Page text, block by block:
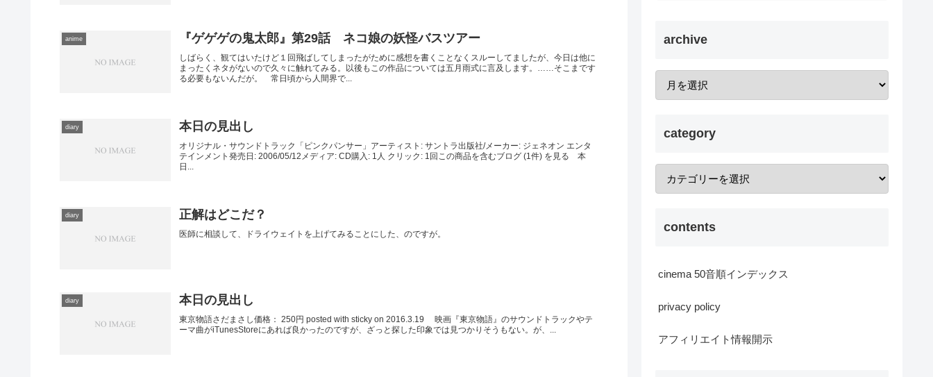
anime 『ゲゲゲの鬼太郎』第29話 ネコ娘の妖怪バスツアー
しばらく、観てはいたけど１回飛ばしてしまったがために感想を書くことなくスルーしてましたが、今日は他に
まったくネタがないので久々に触れてみる。以後もこの作品については五月雨式に言及します。……そこまです
る必要もないんだが。 常日頃から人間界で...
diary 本日の見出し
オリジナル・サウンドトラック「ピンクパンサー」アーティスト: サントラ出版社/メーカー: ジェネオン エンタ
テインメント発売日: 2006/05/12メディア: CD購入: 1人 クリック: 1回この商品を含むブログ (1件) を見る 本
日...
diary 正解はどこだ？
医師に相談して、ドライウェイトを上げてみることにした、のですが。
diary 本日の見出し
東京物語さだまさし価格： 250円 posted with sticky on 2016.3.19 映画『東京物語』のサウンドトラックやテ
ーマ曲がiTunesStoreにあれば良かったのですが、ざっと探した印象では見つかりそうもない。が、...
archive
category
contents
cinema 50音順インデックス
privacy policy
アフィリエイト情報開示